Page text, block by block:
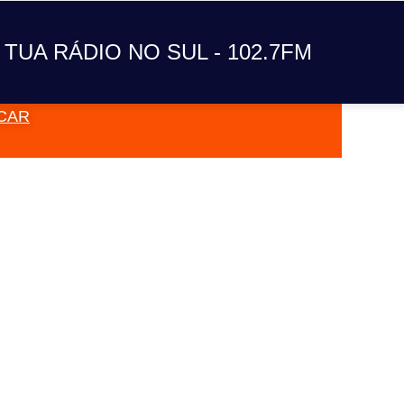
TUA RÁDIO NO SUL - 102.7FM
A TUA RÁDIO NO SUL